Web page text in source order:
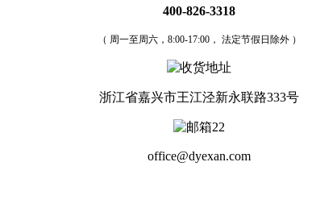
400-826-3318
（ 周一至周六，8:00-17:00， 法定节假日除外 ）
浙江省嘉兴市王江泾新永联路333号
office@dyexan.com